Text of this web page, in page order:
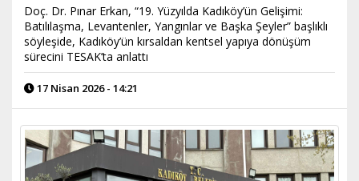
Doç. Dr. Pınar Erkan, “19. Yüzyılda Kadıköy’ün Gelişimi:
Batılılaşma, Levantenler, Yangınlar ve Başka Şeyler” başlıklı
söyleşide, Kadıköy’ün kırsaldan kentsel yapıya dönüşüm
sürecini TESAK’ta anlattı
17 Nisan 2026 - 14:21